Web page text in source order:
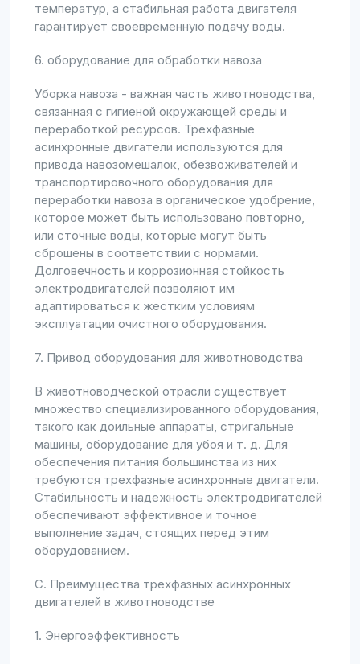
температур, а стабильная работа двигателя
гарантирует своевременную подачу воды.
6. оборудование для обработки навоза
Уборка навоза - важная часть животноводства,
связанная с гигиеной окружающей среды и
переработкой ресурсов. Трехфазные
асинхронные двигатели используются для
привода навозомешалок, обезвоживателей и
транспортировочного оборудования для
переработки навоза в органическое удобрение,
которое может быть использовано повторно,
или сточные воды, которые могут быть
сброшены в соответствии с нормами.
Долговечность и коррозионная стойкость
электродвигателей позволяют им
адаптироваться к жестким условиям
эксплуатации очистного оборудования.
7. Привод оборудования для животноводства
В животноводческой отрасли существует
множество специализированного оборудования,
такого как доильные аппараты, стригальные
машины, оборудование для убоя и т. д. Для
обеспечения питания большинства из них
требуются трехфазные асинхронные двигатели.
Стабильность и надежность электродвигателей
обеспечивают эффективное и точное
выполнение задач, стоящих перед этим
оборудованием.
C. Преимущества трехфазных асинхронных
двигателей в животноводстве
1. Энергоэффективность